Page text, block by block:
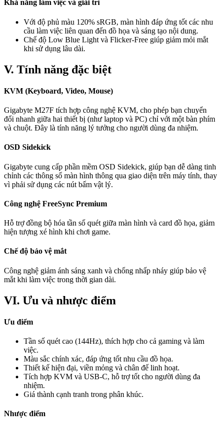
Khả năng làm việc và giải trí
Với độ phủ màu 120% sRGB, màn hình đáp ứng tốt các nhu
cầu làm việc liên quan đến đồ họa và sáng tạo nội dung.
Chế độ Low Blue Light và Flicker-Free giúp giảm mỏi mắt
khi sử dụng lâu dài.
V. Tính năng đặc biệt
KVM (Keyboard, Video, Mouse)
Gigabyte M27F tích hợp công nghệ KVM, cho phép bạn chuyển
đổi nhanh giữa hai thiết bị (như laptop và PC) chỉ với một bàn phím
và chuột. Đây là tính năng lý tưởng cho người dùng đa nhiệm.
OSD Sidekick
Gigabyte cung cấp phần mềm OSD Sidekick, giúp bạn dễ dàng tinh
chỉnh các thông số màn hình thông qua giao diện trên máy tính, thay
vì phải sử dụng các nút bấm vật lý.
Công nghệ FreeSync Premium
Hỗ trợ đồng bộ hóa tần số quét giữa màn hình và card đồ họa, giảm
hiện tượng xé hình khi chơi game.
Chế độ bảo vệ mắt
Công nghệ giảm ánh sáng xanh và chống nhấp nháy giúp bảo vệ
mắt khi làm việc trong thời gian dài.
VI. Ưu và nhược điểm
Ưu điểm
Tần số quét cao (144Hz), thích hợp cho cả gaming và làm
việc.
Màu sắc chính xác, đáp ứng tốt nhu cầu đồ họa.
Thiết kế hiện đại, viền mỏng và chân đế linh hoạt.
Tích hợp KVM và USB-C, hỗ trợ tốt cho người dùng đa
nhiệm.
Giá thành cạnh tranh trong phân khúc.
Nhược điểm